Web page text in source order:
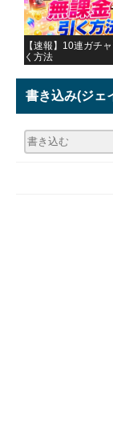
【速報】10連ガチ
く方法
書き込み(ジェ